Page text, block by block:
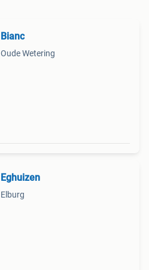
Bianc
Oude Wetering
Eghuizen
Elburg